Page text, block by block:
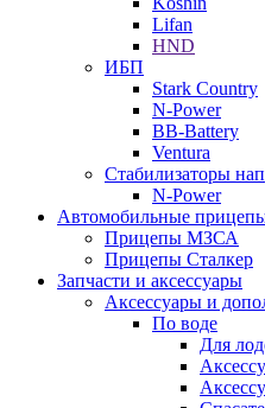
Lifan
HND
ИБП
Stark Country
N-Power
BB-Battery
Ventura
Стабилизаторы
N-Power
Автомобильные
Прицепы МЗСА
Прицепы Сталкер
Запчасти и аксессуары
Аксессуары и
По воде
Для